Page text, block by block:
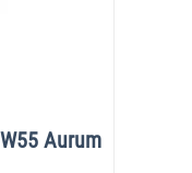
Aurum